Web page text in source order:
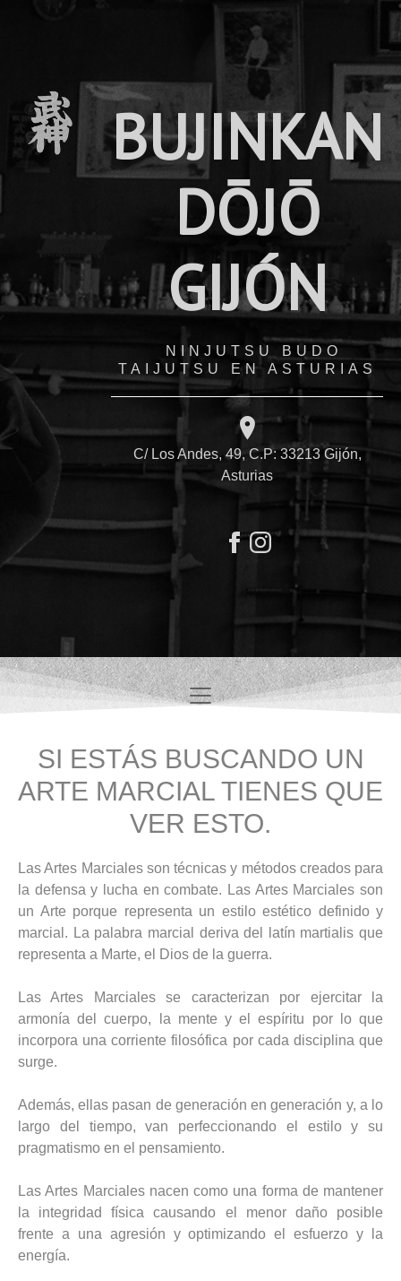
BUJINKAN
DŌJŌ
GIJÓN
NINJUTSU BUDO
TAIJUTSU EN ASTURIAS
C/ Los Andes, 49, C.P: 33213 Gijón,
Asturias
SI ESTÁS BUSCANDO UN
ARTE MARCIAL TIENES QUE
VER ESTO.
Las Artes Marciales son técnicas y métodos creados para
la defensa y lucha en combate. Las Artes Marciales son
un Arte porque representa un estilo estético definido y
marcial. La palabra marcial deriva del latín martialis que
representa a Marte, el Dios de la guerra.
Las Artes Marciales se caracterizan por ejercitar la
armonía del cuerpo, la mente y el espíritu por lo que
incorpora una corriente filosófica por cada disciplina que
surge.
Además, ellas pasan de generación en generación y, a lo
largo del tiempo, van perfeccionando el estilo y su
pragmatismo en el pensamiento.
Las Artes Marciales nacen como una forma de mantener
la integridad física causando el menor daño posible
frente a una agresión y optimizando el esfuerzo y la
energía.